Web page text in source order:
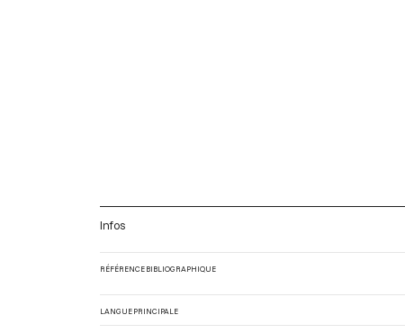
Infos
RÉFÉRENCE BIBLIOGRAPHIQUE
LANGUE PRINCIPALE